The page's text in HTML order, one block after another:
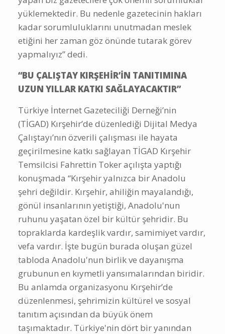
yüklemektedir. Bu nedenle gazetecinin hakları
kadar sorumluluklarını unutmadan meslek
etiğini her zaman göz önünde tutarak görev
yapmalıyız” dedi.
“BU ÇALIŞTAY KIRŞEHİR’İN TANITIMINA
UZUN YILLAR KATKI SAĞLAYACAKTIR”
Türkiye İnternet Gazeteciliği Derneği’nin
(TİGAD) Kırşehir’de düzenlediği Dijital Medya
Çalıştayı’nın özverili çalışması ile hayata
geçirilmesine katkı sağlayan TİGAD Kırşehir
Temsilcisi Fahrettin Toker açılışta yaptığı
konuşmada “Kırşehir yalnızca bir Anadolu
şehri değildir. Kırşehir, ahiliğin mayalandığı,
gönül insanlarının yetiştiği, Anadolu'nun
ruhunu yaşatan özel bir kültür şehridir. Bu
topraklarda kardeşlik vardır, samimiyet vardır,
vefa vardır. İşte bugün burada oluşan güzel
tabloda Anadolu'nun birlik ve dayanışma
grubunun en kıymetli yansımalarından biridir.
Bu anlamda organizasyonu Kırşehir’de
düzenlenmesi, şehrimizin kültürel ve sosyal
tanıtım açısından da büyük önem
taşımaktadır. Türkiye'nin dört bir yanından